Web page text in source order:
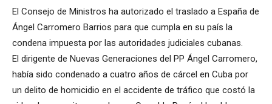
El Consejo de Ministros ha autorizado el traslado a España de
Ángel Carromero Barrios para que cumpla en su país la
condena impuesta por las autoridades judiciales cubanas.
El dirigente de Nuevas Generaciones del PP Ángel Carromero,
había sido condenado a cuatro años de cárcel en Cuba por
un delito de homicidio en el accidente de tráfico que costó la